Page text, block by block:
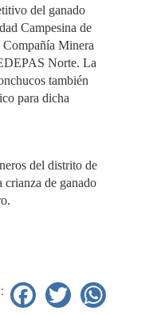
del ganado
Campesina de
Minera
Norte. La
también
para dicha
del distrito de
crianza de ganado
Facebook
Twitter